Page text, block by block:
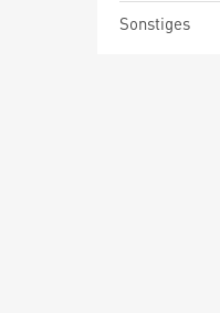
Sonstiges